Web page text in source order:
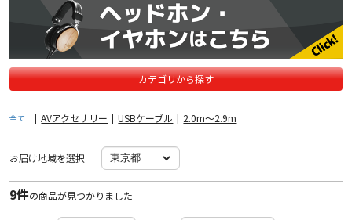
カテゴリから探す
全て | AVアクセサリー | USBケーブル | 2.0m〜2.9m
お届け地域を選択
9件の商品が見つかりました